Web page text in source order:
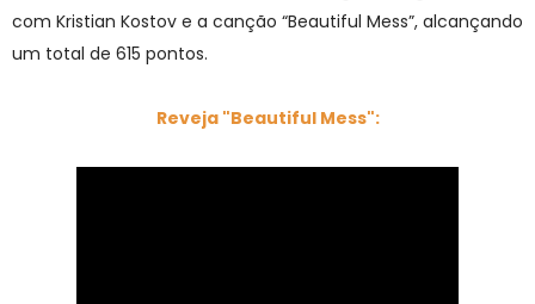
com Kristian Kostov e a canção “Beautiful Mess”, alcançando
um total de 615 pontos.
Reveja "Beautiful Mess":